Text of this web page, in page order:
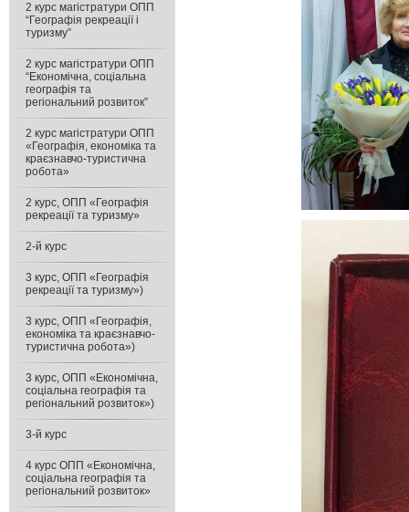
2 курс магістратури ОПП
“Географія рекреації і
туризму”
2 курс магістратури ОПП
“Економічна, соціальна
географія та
регіональний розвиток”
2 курс магістратури ОПП
«Географія, економіка та
краєзнавчо-туристична
робота»
2 курс, ОПП «Географія
рекреації та туризму»
2-й курс
3 курс, ОПП «Географія
рекреації та туризму»)
3 курс, ОПП «Географія,
економіка та краєзнавчо-
туристична робота»)
3 курс, ОПП «Економічна,
соціальна географія та
регіональний розвиток»)
3-й курс
4 курс ОПП «Економічна,
соціальна географія та
регіональний розвиток»